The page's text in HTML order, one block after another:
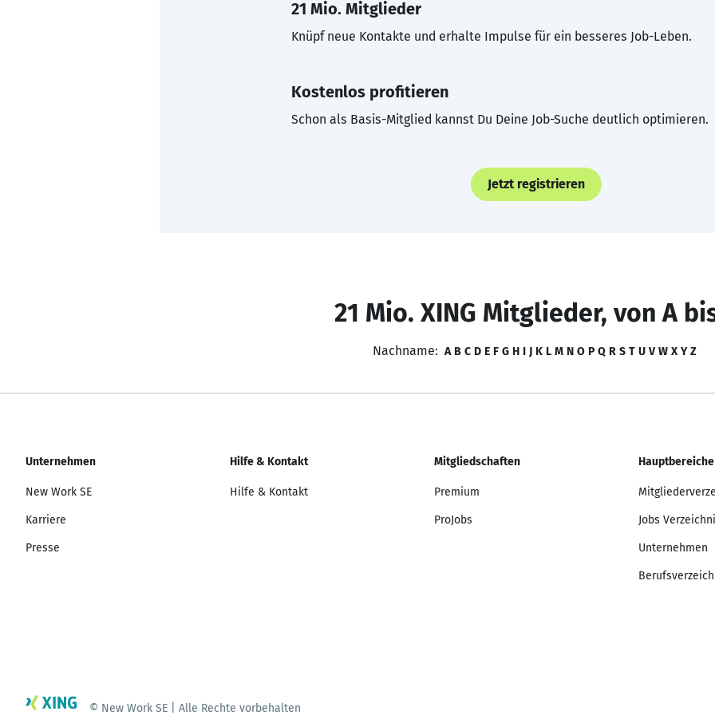
21 Mio. Mitglieder
Knüpf neue Kontakte und erhalte Impulse für ein besseres Job-Leben.
Kostenlos profitieren
Schon als Basis-Mitglied kannst Du Deine Job-Suche deutlich optimieren.
Jetzt registrieren
21 Mio. XING Mitglieder, von A
Nachname: A B C D E F G H I J K L M N O P Q R S T U V W X Y Z
Unternehmen
New Work SE
Karriere
Presse
Hilfe & Kontakt
Hilfe & Kontakt
Mitgliedschaften
Premium
ProJobs
Hauptbereiche
Jobs
Unternehmen
© New Work SE | Alle Rechte vorbehalten